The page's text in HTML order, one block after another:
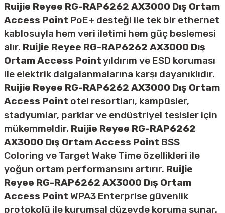
Ruijie Reyee RG-RAP6262 AX3000 Dış Ortam
Access Point PoE+ desteği ile tek bir ethernet
kablosuyla hem veri iletimi hem güç beslemesi
alır. Ruijie Reyee RG-RAP6262 AX3000 Dış
Ortam Access Pointyıldırım ve ESD koruması
ile elektrik dalgalanmalarına karşı dayanıklıdır.
Ruijie Reyee RG-RAP6262 AX3000 Dış Ortam
Access Point otel resortları, kampüsler,
stadyumlar, parklar ve endüstriyel tesisler için
mükemmeldir. Ruijie Reyee RG-RAP6262
AX3000 Dış Ortam Access Point BSS
Coloring ve Target Wake Time özellikleri ile
yoğun ortam performansını artırır. Ruijie
Reyee RG-RAP6262 AX3000 Dış Ortam
Access Point WPA3 Enterprise güvenlik
protokolü ile kurumsal düzeyde koruma sunar.